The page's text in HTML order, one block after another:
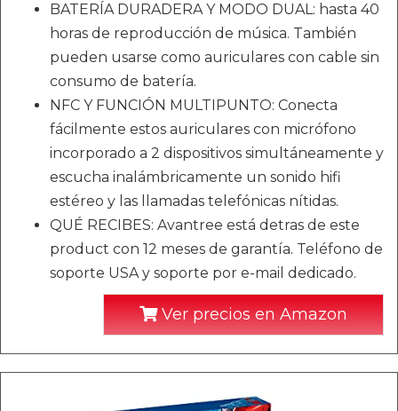
BATERÍA DURADERA Y MODO DUAL: hasta 40
horas de reproducción de música. También
pueden usarse como auriculares con cable sin
consumo de batería.
NFC Y FUNCIÓN MULTIPUNTO: Conecta
fácilmente estos auriculares con micrófono
incorporado a 2 dispositivos simultáneamente y
escucha inalámbricamente un sonido hifi
estéreo y las llamadas telefónicas nítidas.
QUÉ RECIBES: Avantree está detras de este
product con 12 meses de garantía. Teléfono de
soporte USA y soporte por e-mail dedicado.
Ver precios en Amazon